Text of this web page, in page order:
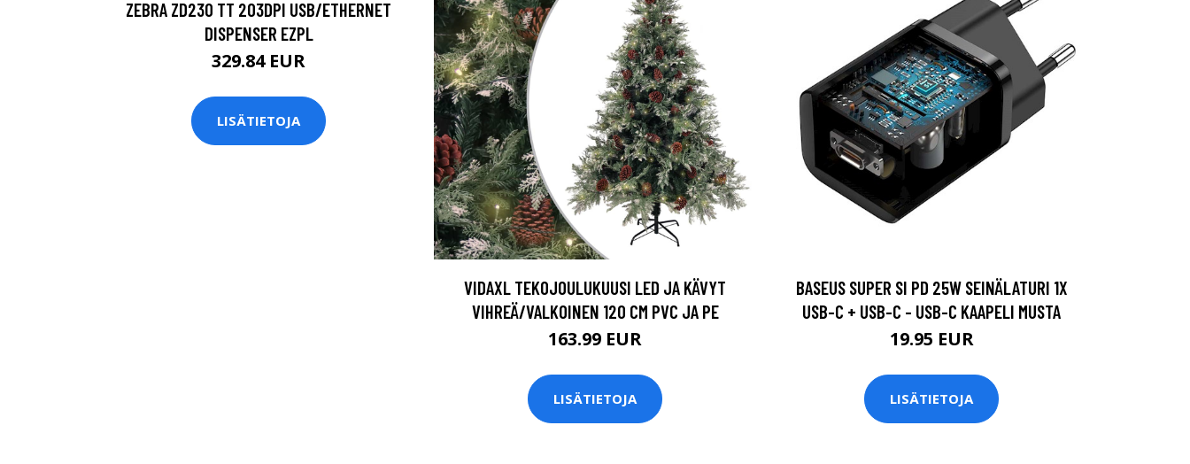
ZEBRA ZD230 TT 203DPI USB/ETHERNET
DISPENSER EZPL
329.84 EUR
LISÄTIETOJA
VIDAXL TEKOJOULUKUUSI LED JA KÄVYT
VIHREÄ/VALKOINEN 120 CM PVC JA PE
163.99 EUR
LISÄTIETOJA
BASEUS SUPER SI PD 25W SEINÄLATURI 1X
USB-C + USB-C - USB-C KAAPELI MUSTA
19.95 EUR
LISÄTIETOJA